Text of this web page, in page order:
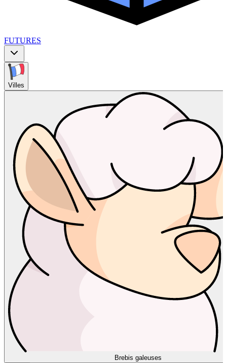
FUTURES
Villes
Brebis galeuses